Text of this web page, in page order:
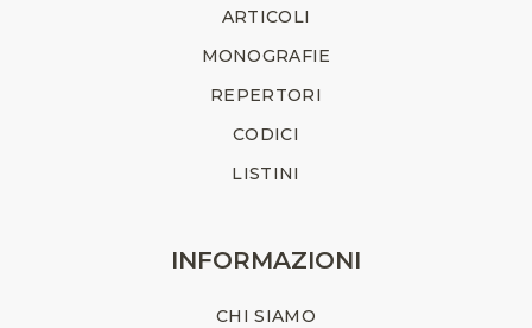
ARTICOLI
MONOGRAFIE
REPERTORI
CODICI
LISTINI
INFORMAZIONI
CHI SIAMO